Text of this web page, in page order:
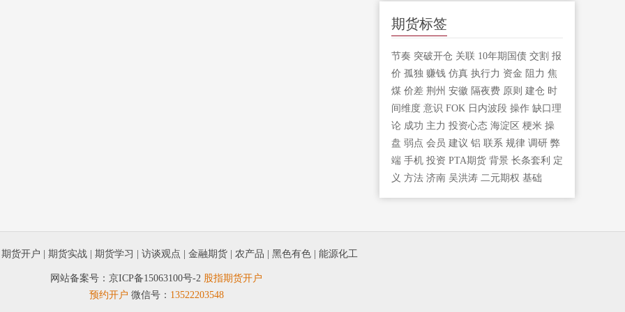
期货标签
节奏 突破开仓 关联 10年期国债 交割 报
价 孤独 赚钱 仿真 执行力 资金 阻力 焦
煤 价差 荆州 安徽 隔夜费 原则 建仓 时
间维度 意识 FOK 日内波段 操作 缺口理
论 成功 主力 投资心态 海淀区 梗米 操
盘 弱点 会员 建议 铝 联系 规律 调研 弊
端 手机 投资 PTA期货 背景 长条套利 定
义 方法 济南 吴洪涛 二元期权 基础
期货开户 期货实战 期货学习 访谈观点 金融期货 农产品 黑色有色 能源化工
网站备案号： 京ICP备15063100号-2 股指期货开户
预约开户 微信号： 13522203548